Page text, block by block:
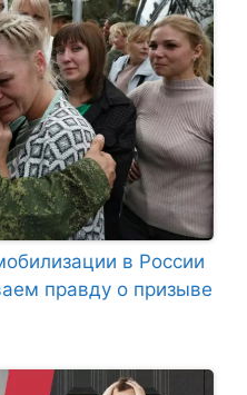
в России
правду о призыве